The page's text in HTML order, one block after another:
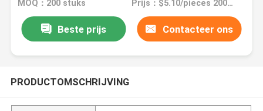
MOQ：200 stuks Prijs：$5.10/pieces 200-499 pieces
Beste prijs Contacteer ons
PRODUCTOMSCHRIJVING